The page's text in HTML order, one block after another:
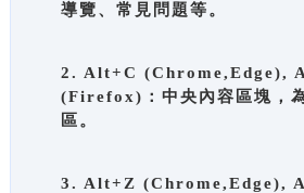
導覽、常見問題等。
2. Alt+C (Chrome,Edge),
(Firefox)：中央內容區塊，
區。
3. Alt+Z (Chrome,Edge),